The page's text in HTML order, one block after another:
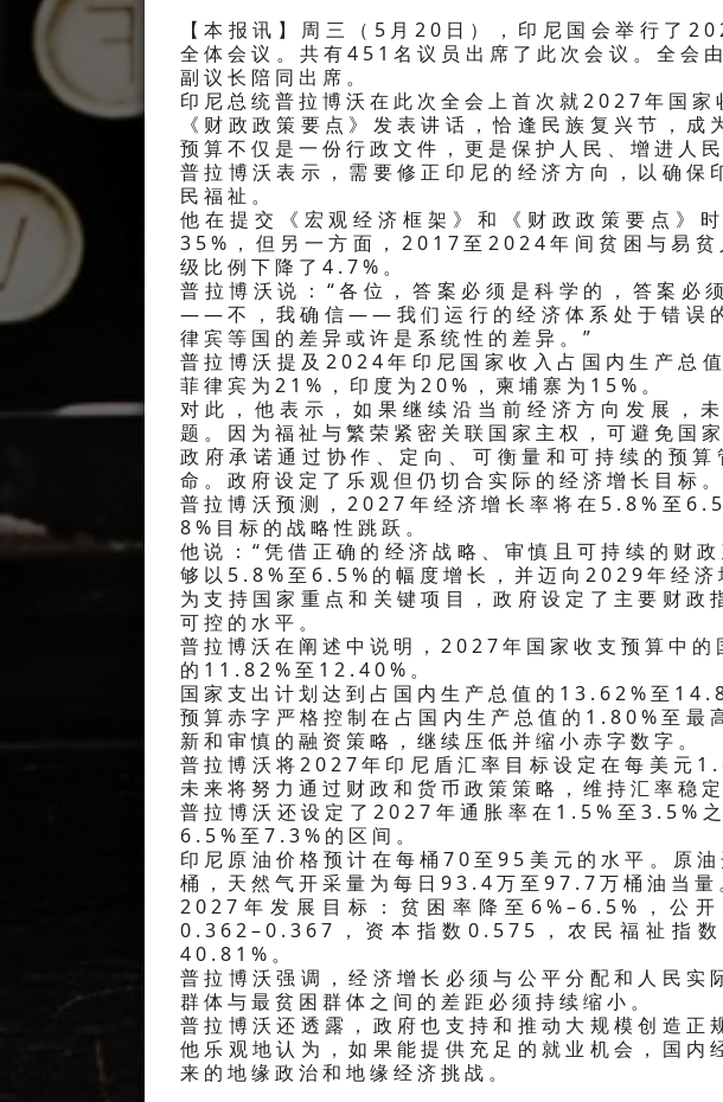
【本报讯】周三（5月20日），印尼国会举行了
全体会议。共有451名议员出席了此次会议。全会
副议长陪同出席。
印尼总统普拉博沃在此次全会上首次就2027年国
《财政政策要点》发表讲话，恰逢民族复兴节，成
预算不仅是一份行政文件，更是保护人民、增进人
普拉博沃表示，需要修正印尼的经济方向，以确保
民福祉。
他在提交《宏观经济框架》和《财政政策要点》
35%，但另一方面，2017至2024年间贫困与易
级比例下降了4.7%。
普拉博沃说：“各位，答案必须是科学的，答案必
——不，我确信——我们运行的经济体系处于错误
律宾等国的差异或许是系统性的差异。”
普拉博沃提及2024年印尼国家收入占国内生产总
菲律宾为21%，印度为20%，柬埔寨为15%。
对此，他表示，如果继续沿当前经济方向发展，
题。因为福祉与繁荣紧密关联国家主权，可避免国
政府承诺通过协作、定向、可衡量和可持续的预
命。政府设定了乐观但仍切合实际的经济增长目标。
普拉博沃预测，2027年经济增长率将在5.8%至
8%目标的战略性跳跃。
他说：“凭借正确的经济战略、审慎且可持续的财
够以5.8%至6.5%的幅度增长，并迈向2029年经济
为支持国家重点和关键项目，政府设定了主要财政
可控的水平。
普拉博沃在阐述中说明，2027年国家收支预算中
的11.82%至12.40%。
国家支出计划达到占国内生产总值的13.62%至
预算赤字严格控制在占国内生产总值的1.80%至最
新和审慎的融资策略，继续压低并缩小赤字数字。
普拉博沃将2027年印尼盾汇率目标设定在每美元
未来将努力通过财政和货币政策策略，维持汇率稳
普拉博沃还设定了2027年通胀率在1.5%至3.5%
6.5%至7.3%的区间。
印尼原油价格预计在每桶70至95美元的水平。原
桶，天然气开采量为每日93.4万至97.7万桶油当量
2027年发展目标：贫困率降至6%–6.5%，公
0.362–0.367，资本指数0.575，农民福祉指
40.81%。
普拉博沃强调，经济增长必须与公平分配和人民实
群体与最贫困群体之间的差距必须持续缩小。
普拉博沃还透露，政府也支持和推动大规模创造正
他乐观地认为，如果能提供充足的就业机会，国内
来的地缘政治和地缘经济挑战。